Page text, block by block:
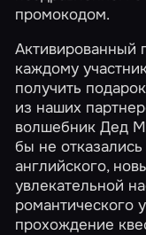
промокодом.
Активированный
каждому
получить
из наших
волшебник Дед
бы не
английского,
увлекательной
романтического
прохождение